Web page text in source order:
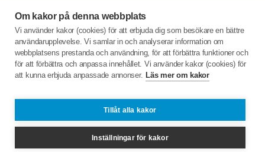
Om kakor på denna webbplats
Vi använder kakor (cookies) för att erbjuda dig som besökare en bättre
användarupplevelse. Vi samlar in och analyserar information om
webbplatsens prestanda och användning, för att förbättra funktioner och
för att förbättra och anpassa innehållet. Vi använder kakor (cookies) för
att kunna erbjuda anpassade annonser. Läs mer om kakor
Tillåt alla kakor
Inställningar för kakor
Seniorpodden
C/o:Björn Andersson Malm